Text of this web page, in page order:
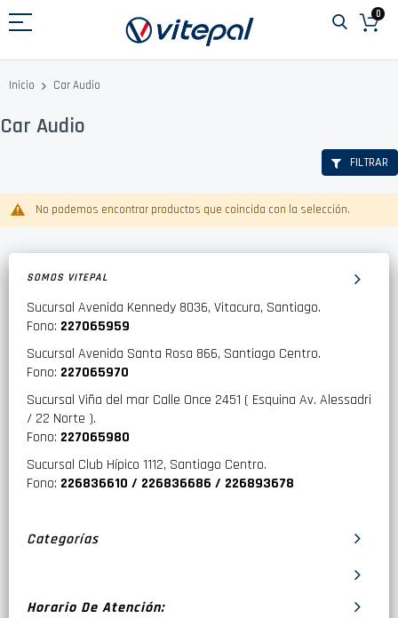
al
0
Inicio Car Audio
Car Audio
No podemos encontrar productos que coincida con la selección.
FILTRAR
SOMOS VITEPAL
Sucursal Avenida Kennedy 8036, Vitacura, Santiago.
Fono: 227065959
Sucursal Avenida Santa Rosa 866, Santiago Centro.
Fono: 227065970
Sucursal Viña del mar Calle Once 2451 ( Esquina Av. Alessadri
/ 22 Norte ).
Fono: 227065980
Sucursal Club Hípico 1112, Santiago Centro.
Fono: 226836610 / 226836686 / 226893678
Categorías
Horario De Atención: